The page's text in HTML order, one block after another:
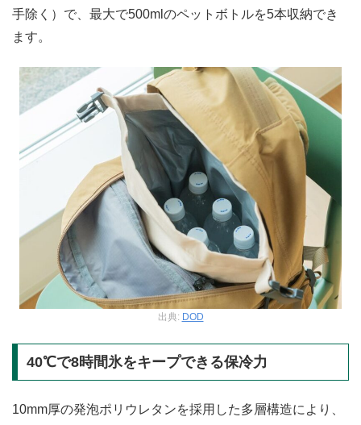
手除く）で、最大で500mlのペットボトルを5本収納でき
ます。
出典: DOD
40℃で8時間氷をキープできる保冷力
10mm厚の発泡ポリウレタンを採用した多層構造により、